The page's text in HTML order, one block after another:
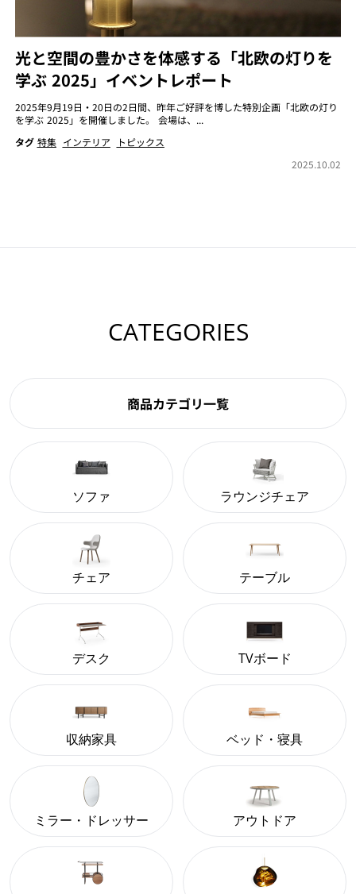
光と空間の豊かさを体感する「北欧の灯りを
学ぶ 2025」イベントレポート
2025年9月19日・20日の2日間、昨年ご好評を博した特別企画「北欧の灯り
を学ぶ 2025」を開催しました。 会場は、...
タグ 特集 インテリア
トピックス
2025.10.02
CATEGORIES
商品カテゴリ一覧
ソファ ラウンジチェア
チェア テーブル
デスク TVボード
収納家具 ベッド・寝具
ミラー・ドレッサー アウトドア